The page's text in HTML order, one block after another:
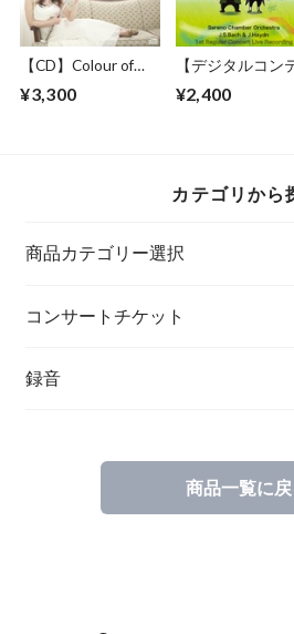
【CD】Colour of
1stアルバム
¥3,300
【デジタルコン
ノ・チェンバー
¥2,400
カテゴリから
商品カテゴリー選択
クラシック音楽
ワールドミュージック
コンサートチケット
録音
商品一覧に